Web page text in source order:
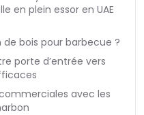
en plein essor en UAE
bois pour barbecue ?
porte d’entrée vers
avec les